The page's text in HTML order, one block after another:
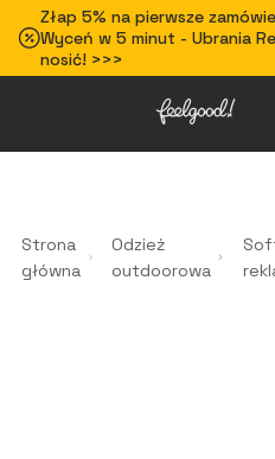
Złap 5% na pierwsze
Wyceń w 5 minut - Ubrania
nosić! >>>
Strona
główna
Odzież
outdoorowa